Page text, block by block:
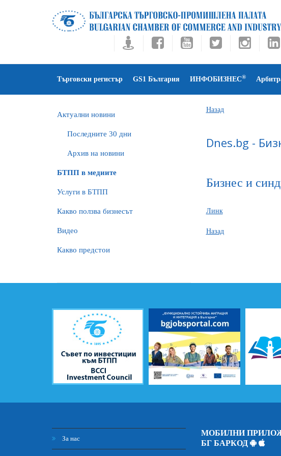
Търговски регистър GS1 България ИНФОБИЗНЕС®
Актуални новини
Последните 30 дни
Архив на новини
БTПП в медиите
Услуги в БТПП
Какво ползва бизнесът
Видео
Какво предстои
Назад
Dnes.bg -
Бизнес и
Линк
Назад
За нас
МОБИЛНИ
БГ БАРКОД